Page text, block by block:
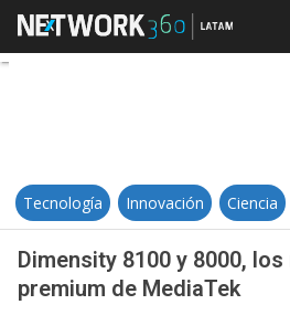
Tecnología Innovación Ciencia
Dimensity 8100 y 8000,
premium de MediaTek